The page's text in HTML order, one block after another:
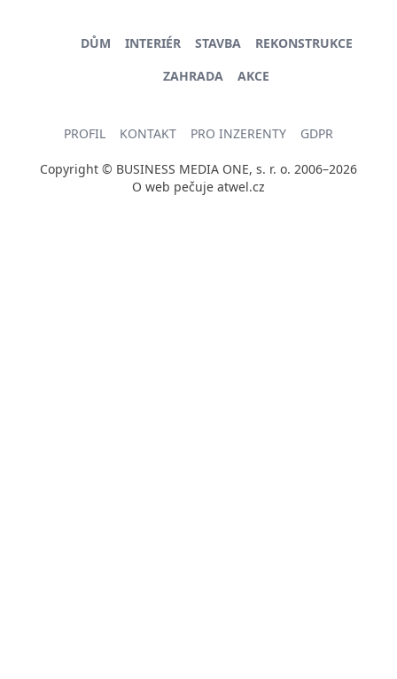
DŮM INTERIÉR STAVBA
REKONSTRUKCE
ZAHRADA
AKCE
PROFIL KONTAKT PRO INZERENTY GDPR
Copyright © BUSINESS MEDIA ONE, s. r. o. 2006–2026